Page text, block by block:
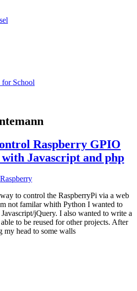
School
Raspberry GPIO
Javascript and php
Raspberry
to control the RaspberryPi via a web
not familar whith Python I wanted to
jQuery. I also wanted to write a
to be reused for other projects. After
my head to some walls